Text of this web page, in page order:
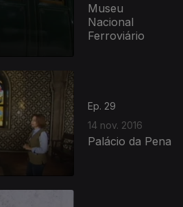
Museu
Nacional
Ferroviário
Ep. 29
14 nov. 2016
Palácio da Pena